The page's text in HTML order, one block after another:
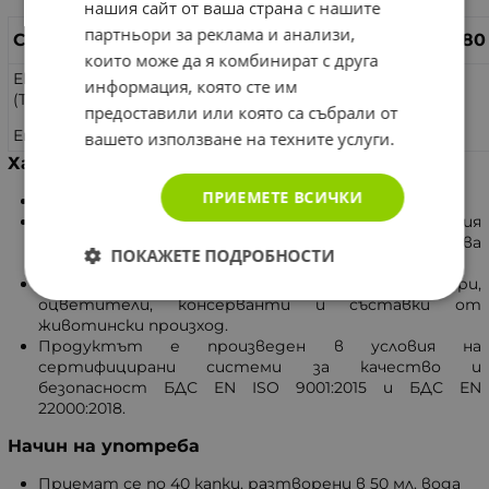
Състав: В дневна доза
Екстракт от Глухарче, корен
(Taraxacum officinale)
Етанол 62-68 об.%
540 мг.
Характеристики
Изцяло натурален продукт.
Продуктът е произведен по специална технология
на двойна екстракция, която позволява
стандартизация и висока ефективност.
Не съдържа ароматизатори,
оцветители, консерванти и съставки от
животински произход.
Продуктът е произведен в условия на
сертифицирани системи за качество и
безопасност БДС EN ISO 9001:2015 и БДС EN
22000:2018.
Начин на употреба
Приемат се по 40 капки, разтворени в 50 мл. вода
нашия сайт от ваша страна с нашите
партньори за реклама и анализи,
които може да я комбинират с друга
информация, която сте им
предоставили или която са събрали от
вашето използване на техните услуги.
ПРИЕМЕТЕ ВСИЧКИ
ПОКАЖЕТЕ ПОДРОБНОСТИ